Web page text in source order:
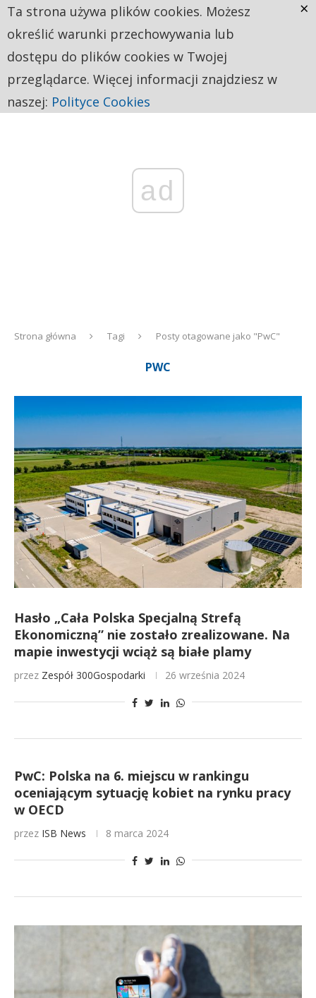
ad
Strona główna Tagi Posty otagowane jako "PwC"
PWC
Hasło „Cała Polska Specjalną Strefą
Ekonomiczną” nie zostało zrealizowane. Na
mapie inwestycji wciąż są białe plamy
przez Zespół 300Gospodarki 26 września 2024
PwC: Polska na 6. miejscu w rankingu
oceniającym sytuację kobiet na rynku pracy
w OECD
przez ISB News 8 marca 2024
Ta strona używa plików cookies. Możesz
określić warunki przechowywania lub
dostępu do plików cookies w Twojej
przeglądarce. Więcej informacji znajdziesz w
naszej: Polityce Cookies
×